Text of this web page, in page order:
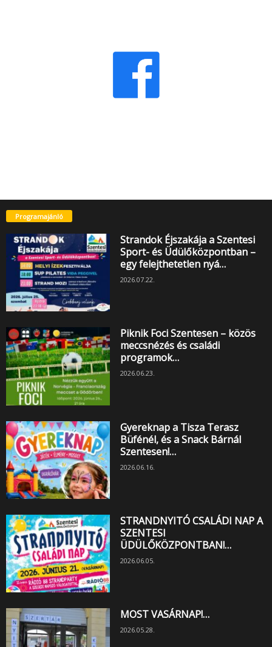
Programajánló
Strandok Éjszakája a Szentesi
Sport- és Üdülőközpontban –
egy felejthetetlen nyá…
2026.07.22.
Piknik Foci Szentesen – közös
meccsnézés és családi
programok…
2026.06.23.
Gyereknap a Tisza Terasz
Büfénél, és a Snack Bárnál
Szentesen!…
2026.06.16.
STRANDNYITÓ CSALÁDI NAP A
SZENTESI
ÜDÜLŐKÖZPONTBAN!…
2026.06.05.
MOST VASÁRNAP!…
2026.05.28.